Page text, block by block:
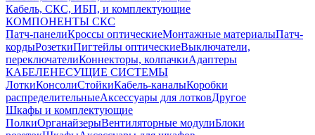
Кабель, СКС, ИБП, и комплектующие
КОМПОНЕНТЫ СКС
Патч-панелиКроссы оптическиеМонтажные материалыПатч-
кордыРозеткиПигтейлы оптическиеВыключатели,
переключателиКоннекторы, колпачкиАдаптеры
КАБЕЛЕНЕСУЩИЕ СИСТЕМЫ
ЛоткиКонсолиСтойкиКабель-каналыКоробки
распределительныеАксессуары для лотковДругое
Шкафы и комплектующие
ПолкиОрганайзерыВентиляторные модулиБлоки